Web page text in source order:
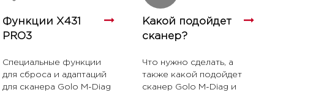
Функции X431
PRO3
Специальные функции
для сброса и адаптаций
для сканера Golo M-Diag
Какой подойдет
сканер?
Что нужно сделать, а
также какой подойдет
сканер Golo M-Diag и